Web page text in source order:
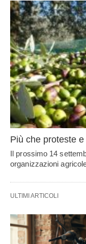
Più che proteste
Il prossimo 14
organizzazioni
ULTIMI ARTICOLI